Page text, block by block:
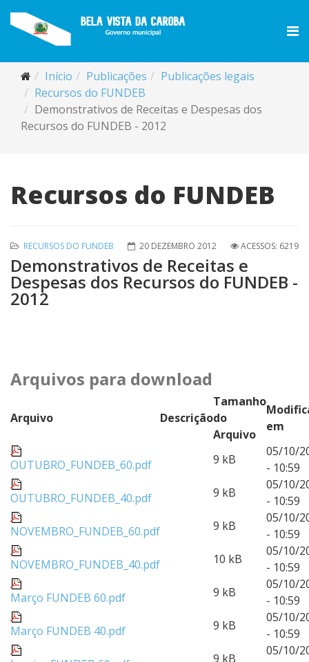
Início Publicações
Publicações legais
Recursos do FUNDEB
Demonstrativos de Receitas e Despesas dos
Recursos do FUNDEB - 2012
Recursos do FUNDEB
RECURSOS DO FUNDEB 20 DEZEMBRO 2012 ACESSOS: 6219
Demonstrativos de Receitas e
Despesas dos Recursos do FUNDEB -
2012
Arquivos para download
Arquivo Descrição
Tamanho
do
Arquivo
em
OUTUBRO_FUNDEB_60.pdf 9 kB
05/10/
- 10:59
OUTUBRO_FUNDEB_40.pdf
9 kB
05/10/
- 10:59
NOVEMBRO_FUNDEB_60.pdf
9 kB
05/10/
- 10:59
NOVEMBRO_FUNDEB_40.pdf
10 kB
05/10/
- 10:59
Março FUNDEB 60.pdf
9 kB
05/10/
- 10:59
Março FUNDEB 40.pdf
9 kB
05/10/
- 10:59
9 kB
05/10/